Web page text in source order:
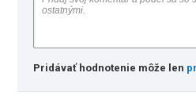
Pridávať hodnotenie môže len